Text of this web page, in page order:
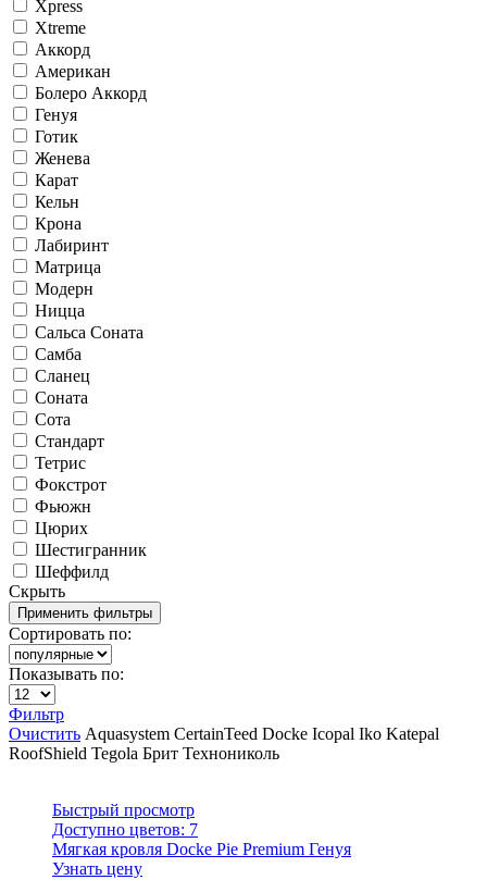
Xpress
Xtreme
Аккорд
Американ
Болеро Аккорд
Генуя
Готик
Женева
Карат
Кельн
Крона
Лабиринт
Матрица
Модерн
Ницца
Сальса Соната
Самба
Сланец
Соната
Сота
Стандарт
Тетрис
Фокстрот
Фьюжн
Цюрих
Шестигранник
Шеффилд
Скрыть
Сортировать по:
Показывать по:
Фильтр
Очистить Aquasystem CertainTeed Docke Icopal Iko Katepal
RoofShield Tegola Брит Технониколь
Быстрый просмотр
Доступно цветов: 7
Мягкая кровля Docke Pie Premium Генуя
Узнать цену